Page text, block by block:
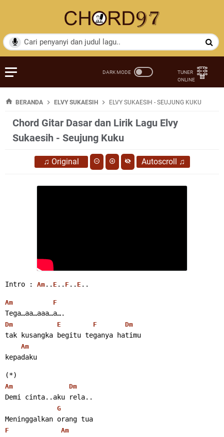
BERANDA ELVY SUKAESIH ELVY SUKAESIH - SEUJUNG KUKU
Chord Gitar Dasar dan Lirik Lagu Elvy
Sukaesih - Seujung Kuku
♫ Original Autoscroll ♫
Intro : Am .. E .. F .. E ..
Am F
Tega…aa…aaa…a….
Dm E F Dm
tak kusangka begitu teganya hatimu
Am
kepadaku
(*)
Am Dm
Demi cinta..aku rela..
G
Meninggalkan orang tua
F Am